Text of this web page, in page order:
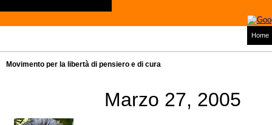
Home
Movimento per la libertà di pensiero e di cura
Marzo 27, 2005